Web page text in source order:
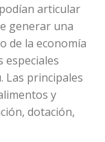
articular
generar una
de la economía
especiales
Las principales
y
dotación,